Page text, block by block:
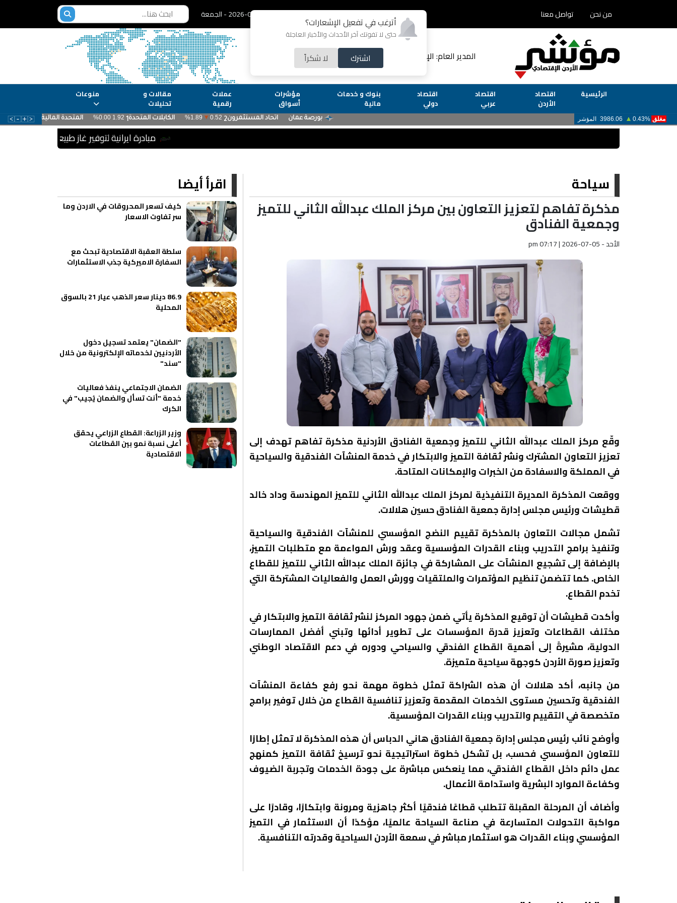
أترغب في تفعيل الإشعارات؟
حتى لا تفوتك آخر الأحداث والأخبار العاجلة
اشترك لا شكراً
من نحن تواصل معنا 2026-08-07 - الجمعة
المدير العام: الإعلامية رشا عارف
الرئيسية اقتصاد
الأردن
اقتصاد
عربي
اقتصاد
دولي
بنوك و خدمات
مالية
مؤشرات
أسواق
عملات
رقمية
مقالات و
تحليلات
منوعات
مبادرة ايرانية لتوفير غاز طبيعي مجاني
سياحة
مذكرة تفاهم لتعزيز التعاون بين مركز الملك عبدالله الثاني للتميز
وجمعية الفنادق
الأحد - pm 07:17 | 2026-07-05
وقّع مركز الملك عبدالله الثاني للتميز وجمعية الفنادق الأردنية مذكرة تفاهم تهدف إلى
تعزيز التعاون المشترك ونشر ثقافة التميز والابتكار في خدمة المنشآت الفندقية والسياحية
في المملكة والاسفادة من الخبرات والإمكانات المتاحة.
ووقعت المذكرة المديرة التنفيذية لمركز الملك عبدالله الثاني للتميز المهندسة وداد خالد
قطيشات ورئيس مجلس إدارة جمعية الفنادق حسين هلالات.
تشمل مجالات التعاون بالمذكرة تقييم النضج المؤسسي للمنشآت الفندقية والسياحية
وتنفيذ برامج التدريب وبناء القدرات المؤسسية وعقد ورش المواءمة مع متطلبات التميز،
بالإضافة إلى تشجيع المنشآت على المشاركة في جائزة الملك عبدالله الثاني للتميز للقطاع
الخاص. كما تتضمن تنظيم المؤتمرات والملتقيات وورش العمل والفعاليات المشتركة التي
تخدم القطاع.
وأكدت قطيشات أن توقيع المذكرة يأتي ضمن جهود المركز لنشر ثقافة التميز والابتكار في
مختلف القطاعات وتعزيز قدرة المؤسسات على تطوير أدائها وتبني أفضل الممارسات
الدولية، مشيرةً إلى أهمية القطاع الفندقي والسياحي ودوره في دعم الاقتصاد الوطني
وتعزيز صورة الأردن كوجهة سياحية متميزة.
من جانبه، أكد هلالات أن هذه الشراكة تمثل خطوة مهمة نحو رفع كفاءة المنشآت
الفندقية وتحسين مستوى الخدمات المقدمة وتعزيز تنافسية القطاع من خلال توفير برامج
متخصصة في التقييم والتدريب وبناء القدرات المؤسسية.
وأوضح نائب رئيس مجلس إدارة جمعية الفنادق هاني الدباس أن هذه المذكرة لا تمثل إطارًا
للتعاون المؤسسي فحسب، بل تشكل خطوة استراتيجية نحو ترسيخ ثقافة التميز كمنهج
عمل دائم داخل القطاع الفندقي، مما ينعكس مباشرة على جودة الخدمات وتجربة الضيوف
وكفاءة الموارد البشرية واستدامة الأعمال.
وأضاف أن المرحلة المقبلة تتطلب قطاعًا فندقيًا أكثر جاهزية ومرونة وابتكارًا، وقادرًا على
مواكبة التحولات المتسارعة في صناعة السياحة عالميًا، مؤكدًا أن الاستثمار في التميز
المؤسسي وبناء القدرات هو استثمار مباشر في سمعة الأردن السياحية وقدرته التنافسية.
اقرأ أيضا
كيف تسعر المحروقات في الاردن وما
سر تفاوت الاسعار
سلطة العقبة الاقتصادية تبحث مع
السفارة الاميركية جذب الاستثمارات
86.9 دينار سعر الذهب عيار 21 بالسوق
المحلية
"الضمان" يعتمد تسجيل دخول
الأردنيين لخدماته الإلكترونية من خلال
"سند"
الضمان الاجتماعي ينفذ فعاليات
خدمة "أنت تسأل والضمان يُجيب" في
الكرك
وزير الزراعة: القطاع الزراعي يحقق
أعلى نسبة نمو بين القطاعات
الاقتصادية